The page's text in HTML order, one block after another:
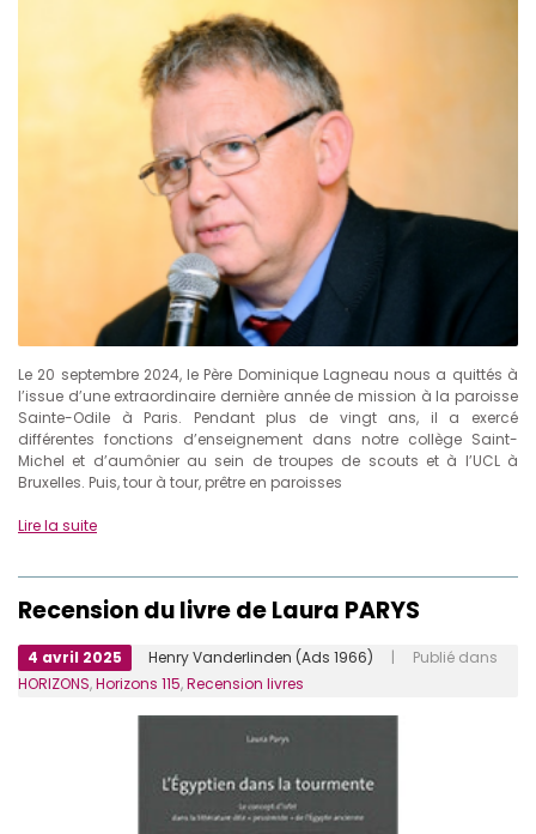
Le 20 septembre 2024, le Père Dominique Lagneau nous a quittés à
l’issue d’une extraordinaire dernière année de mission à la paroisse
Sainte-Odile à Paris. Pendant plus de vingt ans, il a exercé
différentes fonctions d’enseignement dans notre collège Saint-
Michel et d’aumônier au sein de troupes de scouts et à l’UCL à
Bruxelles. Puis, tour à tour, prêtre en paroisses
Lire la suite
Recension du livre de Laura PARYS
4 avril 2025 Henry Vanderlinden (Ads 1966) | Publié dans
HORIZONS,Horizons 115,Recension livres